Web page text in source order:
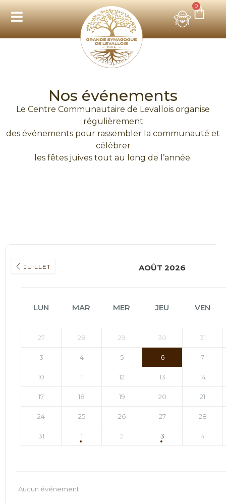
0
Nos événements​
Le Centre Communautaire de Levallois organise
régulièrement
des événements pour rassembler la communauté et
célébrer
les fêtes juives tout au long de l’année.
JUILLET AOÛT 2026
LUN MAR MER JEU VEN
27 28 29 30 31
3 4 5 6 7
10 11 12 13 14
17 18 19 20 21
24 25 26 27 28
31 1 2 3 4
Aucun événement